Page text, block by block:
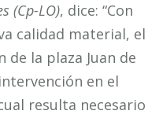
(Cp-LO), dice: “Con
calidad material, el
la plaza Juan de
en el
resulta necesario